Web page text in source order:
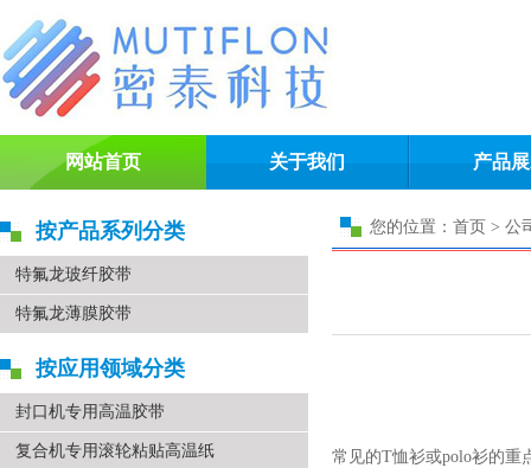
网站首页 关于我们 产品
按产品系列分类
特氟龙玻纤胶带
特氟龙薄膜胶带
按应用领域分类
封口机专用高温胶带
复合机专用滚轮粘贴高温纸
您的位置：首页 > 公
常见的T恤衫或polo衫的重